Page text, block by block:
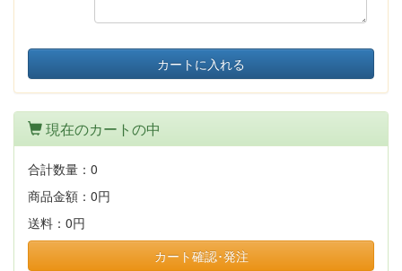
カートに入れる
現在のカートの中
合計数量： 0
商品金額： 0円
送料： 0円
カート確認･発注